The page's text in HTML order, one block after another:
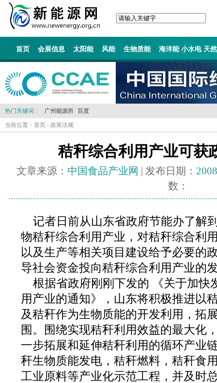
首页 会展信息 太阳能 风能 生物质能 海洋能 小水电 天
热门关键词： 广州能源所 百度
当前位置： 首页 - 政策法规
秸秆综合利用产业可获
文章来源： 中国食品产业网 | 发布日期：
数：
记者日前从山东省政府节能办了解
物秸秆综合利用产业，对秸秆综合利
以及生产等相关项目建设给予必要的
导社会资金投向秸秆综合利用产业的
根据省政府刚刚下发的 《关于加快
用产业的通知》，山东将积极推进以
及秸秆作为生物质能的开发利用，拓
围。围绕实现秸秆利用效益的最大化
一步拓展和延伸秸秆利用的循环产业
秆生物质能发电，秸秆燃料，秸秆食
工业原料等产业化示范工程，并及时